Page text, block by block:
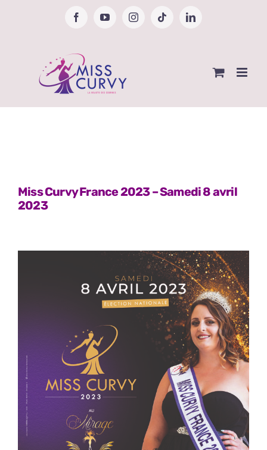
FacebookYouTubeInstagramTiktok LinkedIn
Miss Curvy France 2023 – Samedi 8 avril
2023